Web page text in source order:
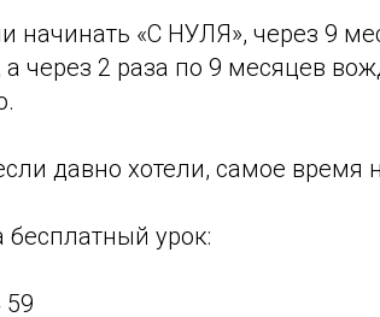
начинать «С НУЛЯ», через 9
через 2 раза по 9 месяцев
давно хотели, самое время
бесплатный урок:
59